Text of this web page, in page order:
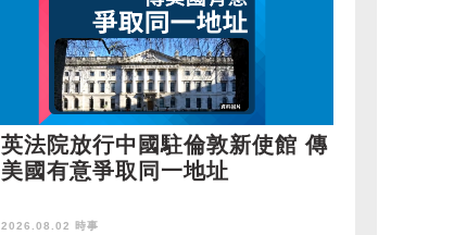
英法院放行中國駐倫敦新使館 傳
美國有意爭取同一地址
2026.08.02 時事